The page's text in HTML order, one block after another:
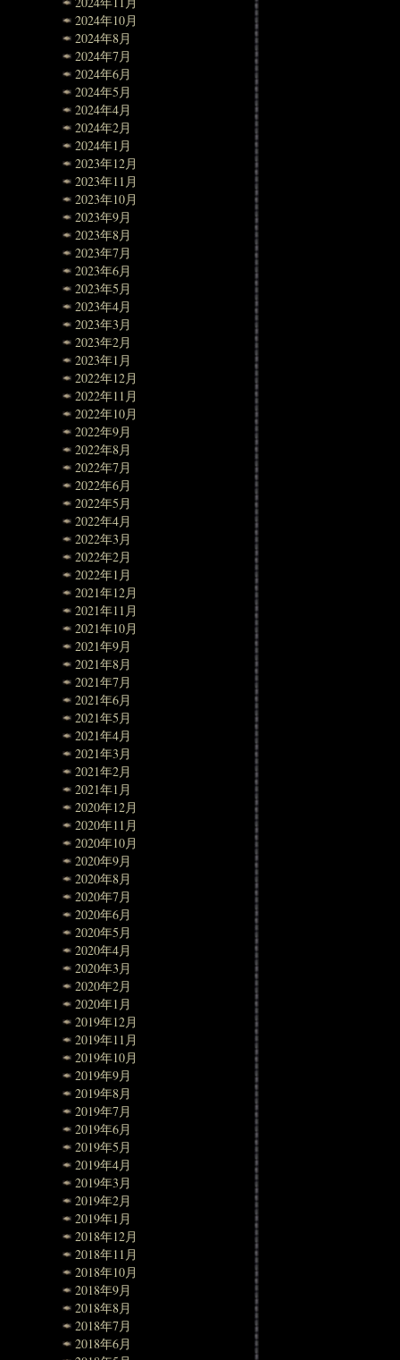
2024年10月
2024年8月
2024年7月
2024年6月
2024年5月
2024年4月
2024年2月
2024年1月
2023年12月
2023年11月
2023年10月
2023年9月
2023年8月
2023年7月
2023年6月
2023年5月
2023年4月
2023年3月
2023年2月
2023年1月
2022年12月
2022年11月
2022年10月
2022年9月
2022年8月
2022年7月
2022年6月
2022年5月
2022年4月
2022年3月
2022年2月
2022年1月
2021年12月
2021年11月
2021年10月
2021年9月
2021年8月
2021年7月
2021年6月
2021年5月
2021年4月
2021年3月
2021年2月
2021年1月
2020年12月
2020年11月
2020年10月
2020年9月
2020年8月
2020年7月
2020年6月
2020年5月
2020年4月
2020年3月
2020年2月
2020年1月
2019年12月
2019年11月
2019年10月
2019年9月
2019年8月
2019年7月
2019年6月
2019年5月
2019年4月
2019年3月
2019年2月
2019年1月
2018年12月
2018年11月
2018年10月
2018年9月
2018年8月
2018年7月
2018年6月